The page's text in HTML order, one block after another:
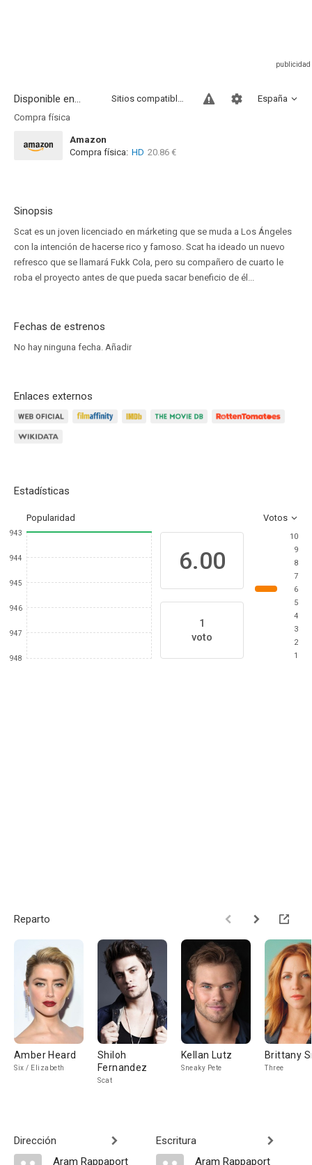
Disponible en... España
Sitios compatibles
Compra física
Amazon
Compra física: HD 20.86 €
Sinopsis
Scat es un joven licenciado en márketing que se muda a Los Ángeles
con la intención de hacerse rico y famoso. Scat ha ideado un nuevo
refresco que se llamará Fukk Cola, pero su compañero de cuarto le
roba el proyecto antes de que pueda sacar beneficio de él...
Fechas de estrenos
No hay ninguna fecha. Añadir
Enlaces externos
Estadísticas
Popularidad Votos
943
944
945
946
947
948
6.00
1
voto
10
9
8
7
6
5
4
3
2
1
Reparto
Amber Heard
Six / Elizabeth
Shiloh
Fernandez
Scat
Kellan Lutz
Sneaky Pete
Brittany
Three
Dirección
Aram Rappaport
Escritura
Aram Rappaport